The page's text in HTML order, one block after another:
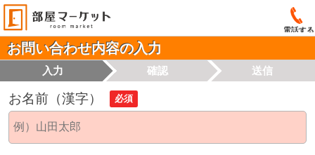
電話する
お問い合わせ内容の入力
入力 確認 送信
お名前（漢字） 必須